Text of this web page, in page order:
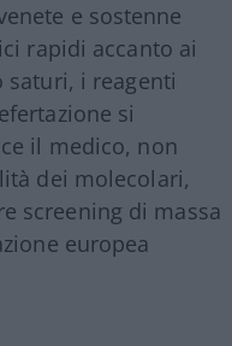
e sostenne
rapidi accanto ai
i reagenti
si
il medico, non
dei molecolari,
screening di massa
europea